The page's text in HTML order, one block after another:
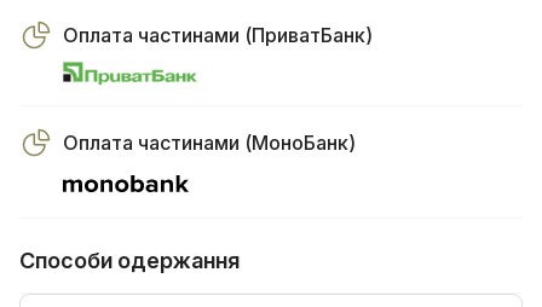
Оплата частинами (ПриватБанк)
Оплата частинами (МоноБанк)
Способи одержання